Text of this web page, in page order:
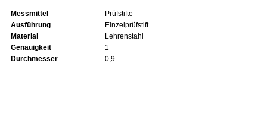
Messmittel
Prüfstifte
Ausführung
Einzelprüfstift
Material
Lehrenstahl
Genauigkeit
1
Durchmesser
0,9